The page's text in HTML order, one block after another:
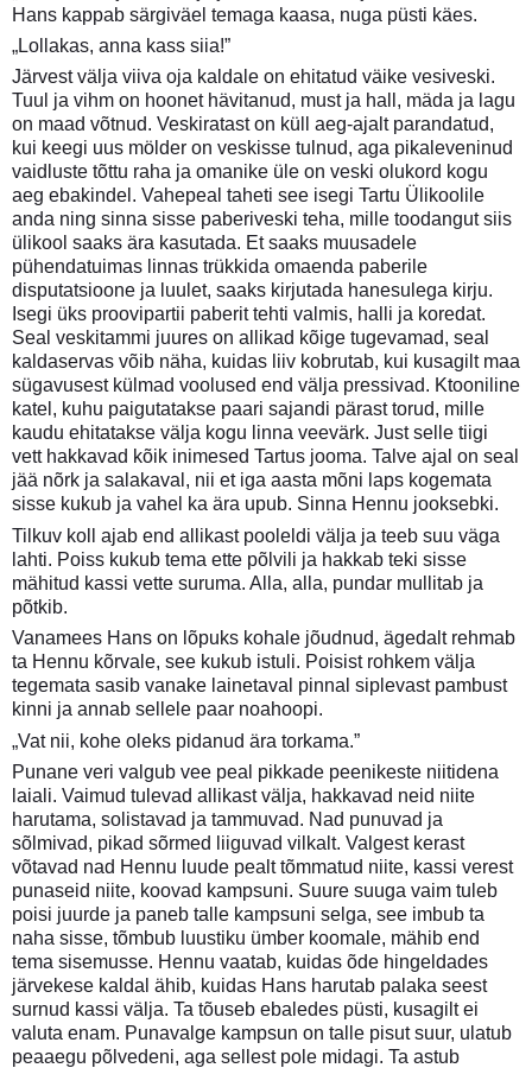
Hans kappab särgiväel temaga kaasa, nuga püsti käes.
„Lollakas, anna kass siia!”
Järvest välja viiva oja kaldale on ehitatud väike vesiveski.
Tuul ja vihm on hoonet hävitanud, must ja hall, mäda ja lagu
on maad võtnud. Veskiratast on küll aeg-ajalt parandatud,
kui keegi uus mölder on veskisse tulnud, aga pikaleveninud
vaidluste tõttu raha ja omanike üle on veski olukord kogu
aeg ebakindel. Vahepeal taheti see isegi Tartu Ülikoolile
anda ning sinna sisse paberiveski teha, mille toodangut siis
ülikool saaks ära kasutada. Et saaks muusadele
pühendatuimas linnas trükkida omaenda paberile
disputatsioone ja luulet, saaks kirjutada hanesulega kirju.
Isegi üks proovipartii paberit tehti valmis, halli ja koredat.
Seal veskitammi juures on allikad kõige tugevamad, seal
kaldaservas võib näha, kuidas liiv kobrutab, kui kusagilt maa
sügavusest külmad voolused end välja pressivad. Ktooniline
katel, kuhu paigutatakse paari sajandi pärast torud, mille
kaudu ehitatakse välja kogu linna veevärk. Just selle tiigi
vett hakkavad kõik inimesed Tartus jooma. Talve ajal on seal
jää nõrk ja salakaval, nii et iga aasta mõni laps kogemata
sisse kukub ja vahel ka ära upub. Sinna Hennu jooksebki.
Tilkuv koll ajab end allikast pooleldi välja ja teeb suu väga
lahti. Poiss kukub tema ette põlvili ja hakkab teki sisse
mähitud kassi vette suruma. Alla, alla, pundar mullitab ja
põtkib.
Vanamees Hans on lõpuks kohale jõudnud, ägedalt rehmab
ta Hennu kõrvale, see kukub istuli. Poisist rohkem välja
tegemata sasib vanake lainetaval pinnal siplevast pambust
kinni ja annab sellele paar noahoopi.
„Vat nii, kohe oleks pidanud ära torkama.”
Punane veri valgub vee peal pikkade peenikeste niitidena
laiali. Vaimud tulevad allikast välja, hakkavad neid niite
harutama, solistavad ja tammuvad. Nad punuvad ja
sõlmivad, pikad sõrmed liiguvad vilkalt. Valgest kerast
võtavad nad Hennu luude pealt tõmmatud niite, kassi verest
punaseid niite, koovad kampsuni. Suure suuga vaim tuleb
poisi juurde ja paneb talle kampsuni selga, see imbub ta
naha sisse, tõmbub luustiku ümber koomale, mähib end
tema sisemusse. Hennu vaatab, kuidas õde hingeldades
järvekese kaldal ähib, kuidas Hans harutab palaka seest
surnud kassi välja. Ta tõuseb ebaledes püsti, kusagilt ei
valuta enam. Punavalge kampsun on talle pisut suur, ulatub
peaaegu põlvedeni, aga sellest pole midagi. Ta astub